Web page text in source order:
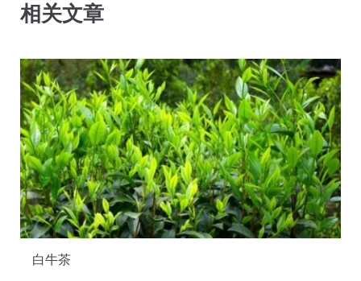
相关文章
白牛茶